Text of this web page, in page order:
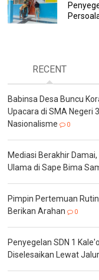
RECENT
Babinsa Desa Buncu
Upacara di SMA Negeri
Nasionalisme
0
Mediasi Berakhir
Ulama di Sape Bima
Pimpin Pertemuan
Berikan Arahan
0
Penyegelan SDN 1
Diselesaikan Lewat